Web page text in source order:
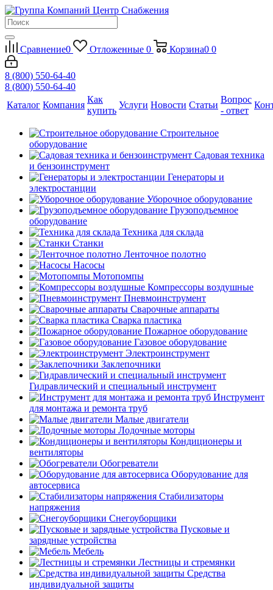
Сравнение0 Отложенные 0 Корзина0 0
8 (800) 550-64-40
8 (800) 550-64-40
Каталог Компания
Как
купить
Услуги Новости Статьи
Вопрос
- ответ
Строительное
оборудование
Садовая техника
и бензоинструмент
Генераторы и
электростанции
Уборочное оборудование
Грузоподъемное
оборудование
Техника для склада
Станки
Ленточное полотно
Насосы
Мотопомпы
Компрессоры воздушные
Пневмоинструмент
Сварочные аппараты
Сварка пластика
Пожарное оборудование
Газовое оборудование
Электроинструмент
Заклепочники
Гидравлический и специальный инструмент
Инструмент
для монтажа и ремонта труб
Малые двигатели
Лодочные моторы
Кондиционеры и
вентиляторы
Обогреватели
Оборудование для
автосервиса
Стабилизаторы
напряжения
Снегоуборщики
Пусковые и
зарядные устройства
Мебель
Лестницы и стремянки
Средства
индивидуальной защиты